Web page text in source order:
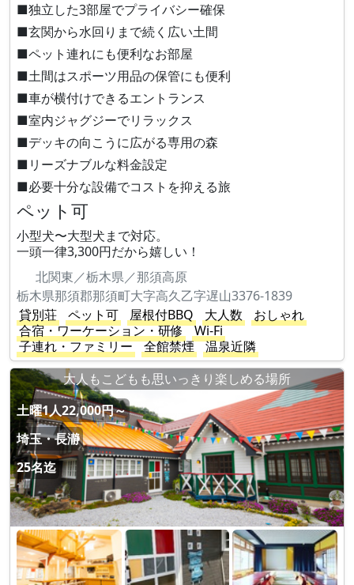
■独立した3部屋でプライバシー確保
■玄関から水回りまで続く広い土間
■ペット連れにも便利なお部屋
■土間はスポーツ用品の保管にも便利
■車が横付けできるエントランス
■室内ジャグジーでリラックス
■デッキの向こうに広がる専用の森
■リーズナブルな料金設定
■必要十分な設備でコストを抑える旅
ペット可
小型犬〜大型犬まで対応。
一頭一律3,300円だから嬉しい！
北関東／栃木県／那須高原
栃木県那須郡那須町大字高久乙字遅山3376-1839
貸別荘
ペット可 屋根付BBQ 大人数
おしゃれ
合宿・ワーケーション・研修
Wi-Fi
子連れ・ファミリー
全館禁煙
温泉近隣
大人もこどもも思いっきり楽しめる場所
土曜1人22,000円～
埼玉・長瀞
25名迄